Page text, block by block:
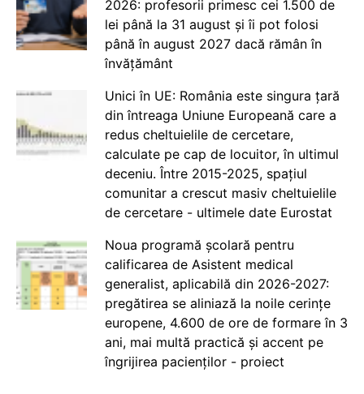
2026: profesorii primesc cei 1.500 de
lei până la 31 august și îi pot folosi
până în august 2027 dacă rămân în
învățământ
Unici în UE: România este singura țară
din întreaga Uniune Europeană care a
redus cheltuielile de cercetare,
calculate pe cap de locuitor, în ultimul
deceniu. Între 2015-2025, spațiul
comunitar a crescut masiv cheltuielile
de cercetare - ultimele date Eurostat
Noua programă școlară pentru
calificarea de Asistent medical
generalist, aplicabilă din 2026-2027:
pregătirea se aliniază la noile cerințe
europene, 4.600 de ore de formare în 3
ani, mai multă practică și accent pe
îngrijirea pacienților - proiect